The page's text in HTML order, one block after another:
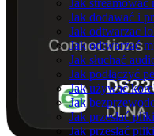
Jak
Jak dodawać i
Jak odtwarzac
Jak odtwarzać
Jak słuchać
Jak podłączyć
Jak używać
Jak
Jak przesłać
Jak przesłać